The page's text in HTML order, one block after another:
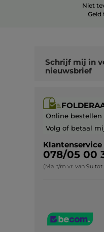
Niet
Geld
Schrijf mij in
nieuwsbrief
Online bestellen
Volg of betaal
Klantenservice
078/05 00
(Ma. t/m vr. van 9u